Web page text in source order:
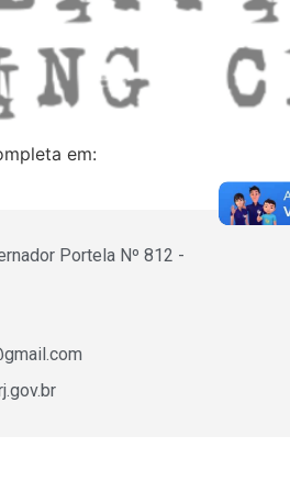
em:
Portela Nº 812 -